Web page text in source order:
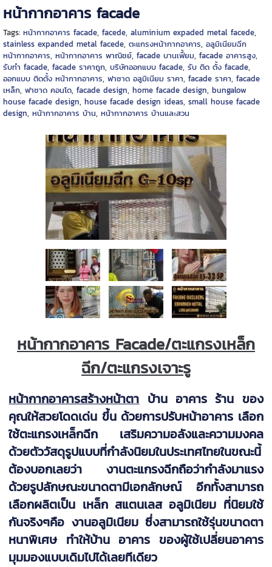
หน้ากากอาคาร facade
Tags: หน้ากากอาคาร facade, facede, aluminium expaded metal facede,
stainless expanded metal facede, ตะแกรงหน้ากากอาคาร, อลูมิเนียมฉีก
หน้ากากอาคาร, หน้ากากอาคาร พาณิชย์, facade บานเฟี้ยม, facade อาคารสูง,
รับทำ facade, facade ราคาถูก, บริษัทออกแบบ facade, รับ ติด ตั้ง facade,
ออกแบบ ติดตั้ง หน้ากากอาคาร, ฟาซาด อลูมิเนียม ราคา, facade ราคา, facade
เหล็ก, ฟาซาด คอนโด, facade design, home facade design, bungalow
house facade design, house facade design ideas, small house facade
design, หน้ากากอาคาร บ้าน, หน้ากากอาคาร บ้านและสวน
หน้ากากอาคาร Facade/ตะแกรงเหล็ก
ฉีก/ตะแกรงเจาะรู
หน้ากากอาคารสร้างหน้าตา บ้าน อาคาร ร้าน ของ
คุณให้สวยโดดเด่น ขึ้น ด้วยการปรับหน้าอาคาร เลือก
ใช้ตะแกรงเหล็กฉีก เสริมความอลังและความมงคล
ด้วยตัววัสดุรูปแบบที่กำลังนิยมในประเทศไทยในขณะนี้
ต้องบอกเลยว่า งานตะแกรงฉีกถือว่ากำลังมาแรง
ด้วยรูปลักษณะขนาดตามีเอกลักษณ์ อีกทั้งสามารถ
เลือกผลิตเป็น เหล็ก สแตนเลส อลูมิเนียม ที่นิยมใช้
กันจริงๆคือ งานอลูมิเนียม ซึ่งสามารถใช้รุ่นขนาดตา
หนาพิเศษ ทำให้บ้าน อาคาร ของผู้ใช้เปลี่ยนอาคาร
มุมมองแบบเดิมไปได้เลยทีเดียว